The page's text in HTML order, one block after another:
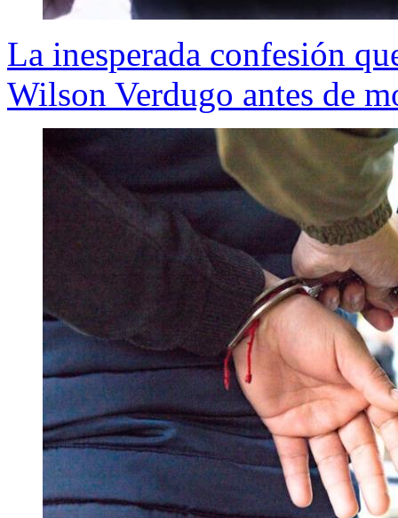
La inesperada confesión
Wilson Verdugo antes de